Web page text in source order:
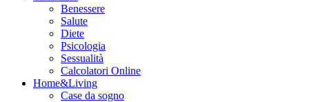
Benessere
Salute
Diete
Psicologia
Sessualità
Calcolatori Online
Home&Living
Case da sogno